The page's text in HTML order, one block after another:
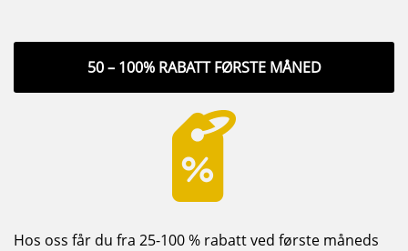
50 – 100% RABATT FØRSTE MÅNED
Hos oss får du fra 25-100 % rabatt ved første måneds